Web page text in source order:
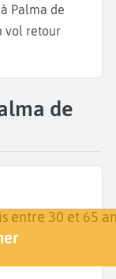
Palma de
vol retour
de
entre 30 et 65